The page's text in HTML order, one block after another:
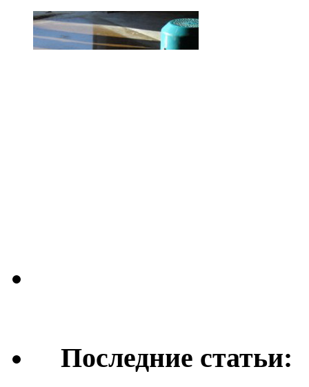
Последние статьи: